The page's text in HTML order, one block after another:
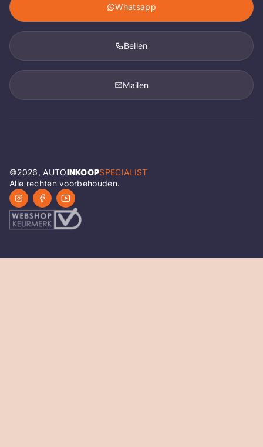
Whatsapp
Bellen
Mailen
©2026, AUTOINKOOPSPECIALIST
Alle rechten voorbehouden.